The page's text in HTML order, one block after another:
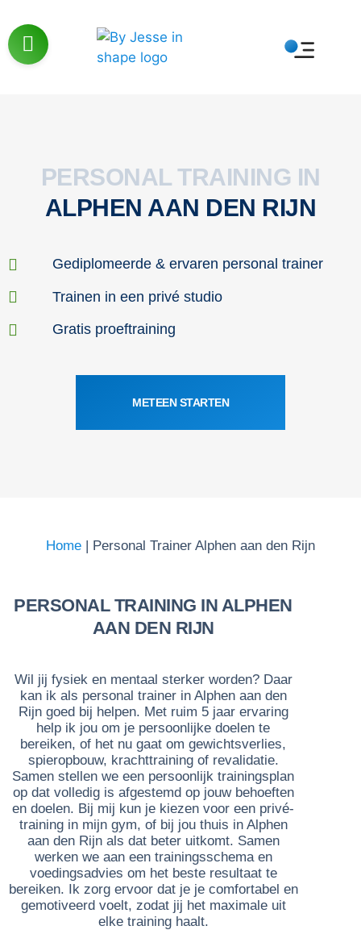
PERSONAL TRAINING IN
ALPHEN AAN DEN RIJN
Gediplomeerde & ervaren personal trainer
Trainen in een privé studio
Gratis proeftraining
METEEN STARTEN
Home | Personal Trainer Alphen aan den Rijn
PERSONAL TRAINING IN ALPHEN
AAN DEN RIJN
Wil jij fysiek en mentaal sterker worden? Daar
kan ik als personal trainer in Alphen aan den
Rijn goed bij helpen. Met ruim 5 jaar ervaring
help ik jou om je persoonlijke doelen te
bereiken, of het nu gaat om gewichtsverlies,
spieropbouw, krachttraining of revalidatie.
Samen stellen we een persoonlijk trainingsplan
op dat volledig is afgestemd op jouw behoeften
en doelen. Bij mij kun je kiezen voor een privé-
training in mijn gym, of bij jou thuis in Alphen
aan den Rijn als dat beter uitkomt. Samen
werken we aan een trainingsschema en
voedingsadvies om het beste resultaat te
bereiken. Ik zorg ervoor dat je je comfortabel en
gemotiveerd voelt, zodat jij het maximale uit
elke training haalt.